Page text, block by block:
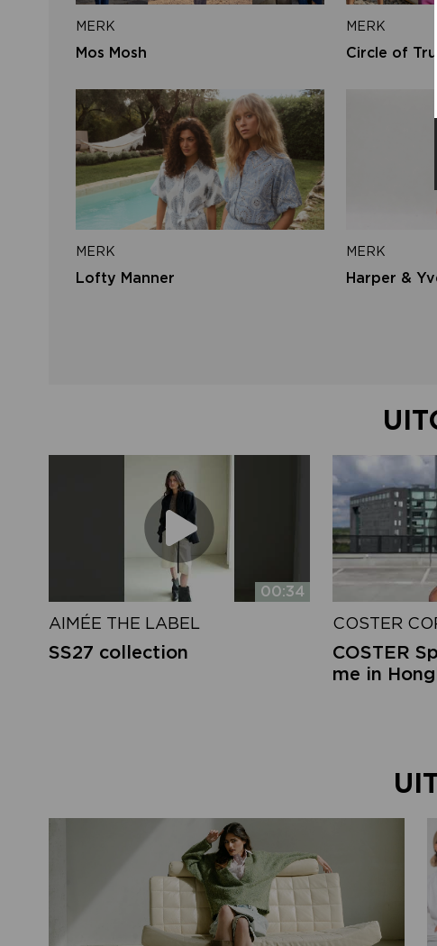
MERK
Mos Mosh
MERK
Circle of
MERK
Lofty Manner
MERK
Harper &
00:34
AIMÉE THE LABEL
SS27 collection
COSTER
COSTER
me in